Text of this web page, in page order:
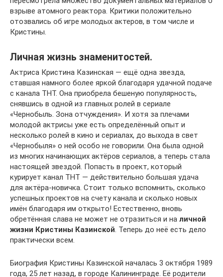
взрыве атомного реактора. Критики положительно
отозвались об игре молодых актеров, в том числе и
Кристины.
Личная жизнь знаменитостей.
Актриса Кристина Казинская — ещё одна звезда,
ставшая намного более яркой благодаря удачной подаче
с канала ТНТ. Она приобрела бешеную популярность,
снявшись в одной из главных ролей в сериале
«Чернобыль. Зона отчуждения». И хотя за плечами
молодой актрисы уже есть определённый опыт и
несколько ролей в кино и сериалах, до выхода в свет
«Чернобыля» о ней особо не говорили. Она была одной
из многих начинающих актёров сериалов, а теперь стала
настоящей звездой. Попасть в проект, который
курирует канал ТНТ — действительно большая удача
для актёра-новичка. Стоит только вспомнить, сколько
успешных проектов на счету канала и сколько новых
имён благодаря им открыто! Естественно, вновь
обретённая слава не может не отразиться и на личной
жизни Кристины Казинской. Теперь до неё есть дело
практически всем.
Биография Кристины Казинской началась 3 октября 1989
года, 25 лет назад, в городе Калининграде. Её родители